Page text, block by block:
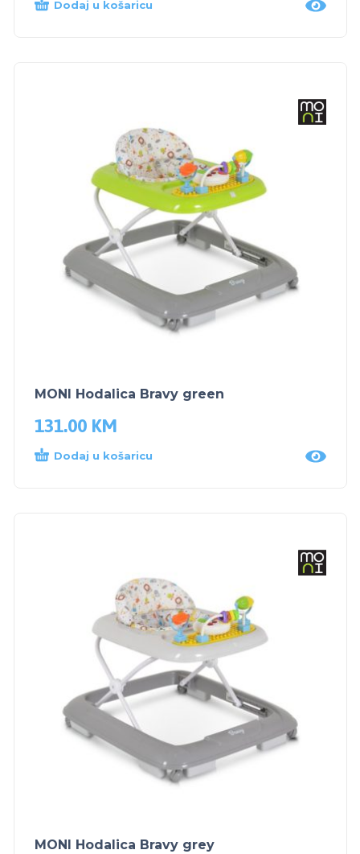
Dodaj u košaricu
MONI Hodalica Bravy green
131.00 KM
Dodaj u košaricu
MONI Hodalica Bravy grey